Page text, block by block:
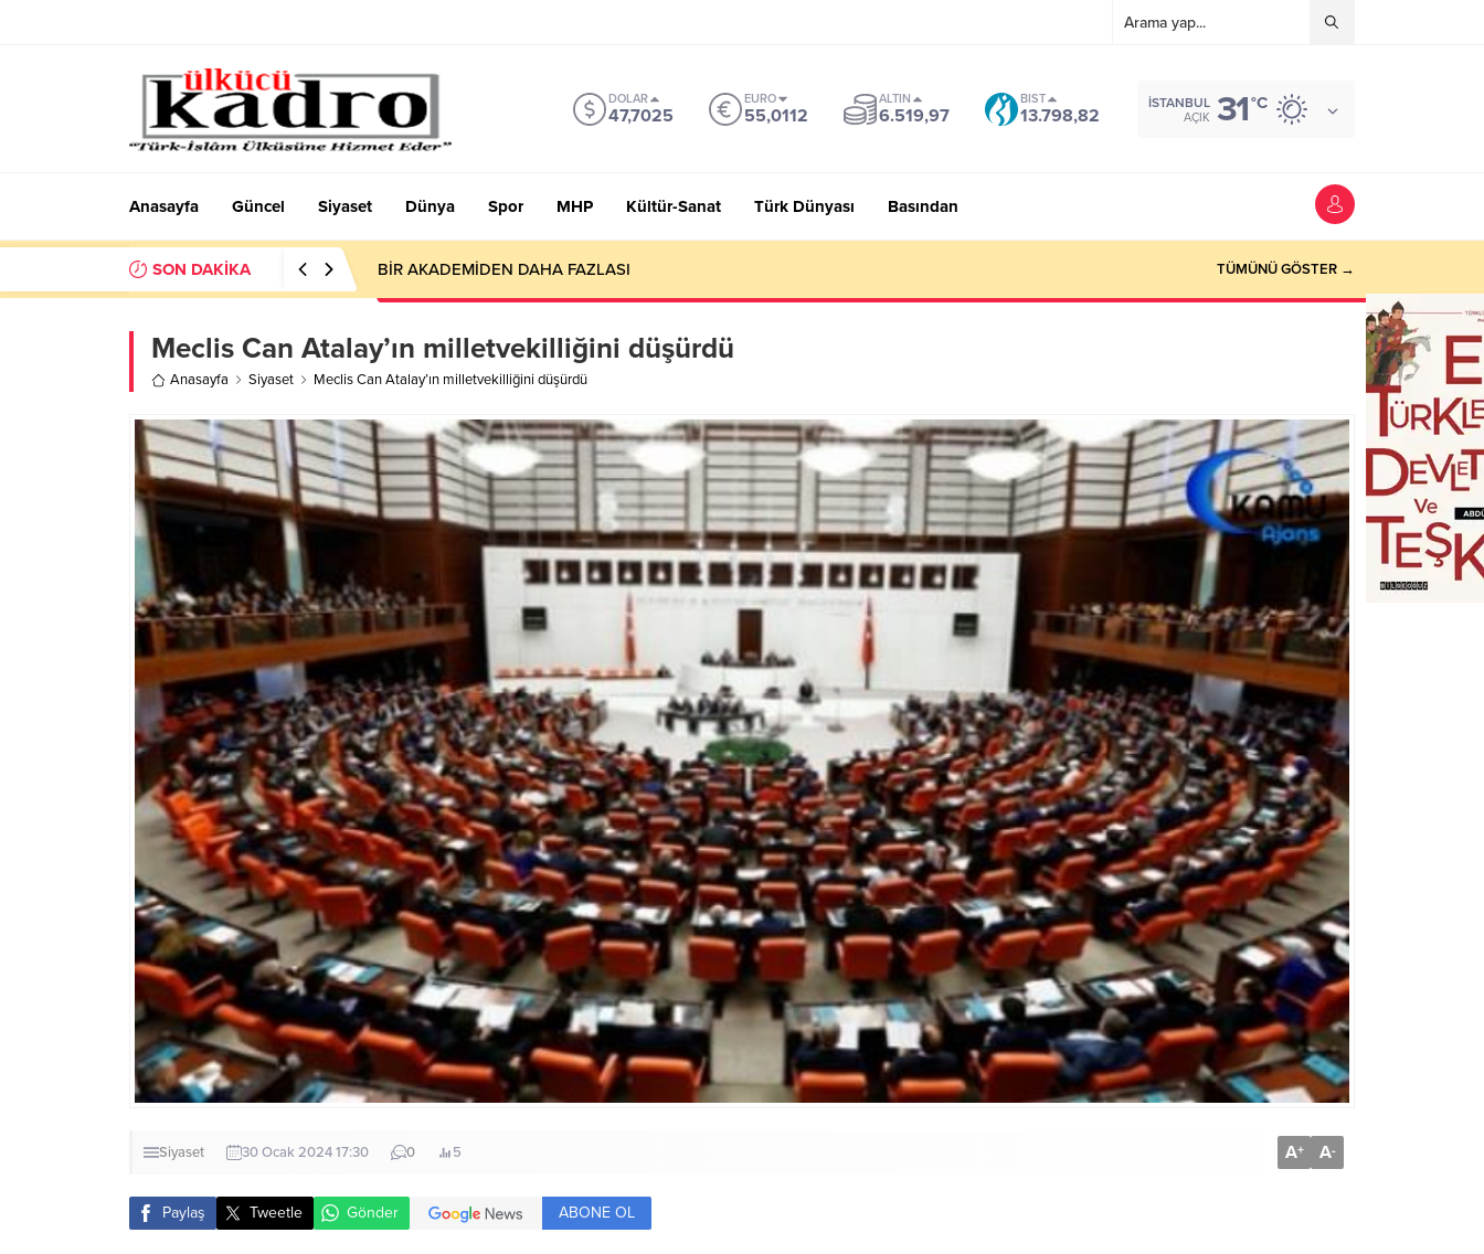
DOLAR
47,7025
EURO
55,0112
ALTIN
6.519,97
BIST
13.798,82
İSTANBUL
AÇIK 31°C
Anasayfa Güncel Siyaset Dünya Spor MHP Kültür-Sanat Türk Dünyası Basından
SON DAKİKA BİR AKADEMİDEN DAHA FAZLASI TÜMÜNÜ GÖSTER →
Meclis Can Atalay’ın milletvekilliğini düşürdü
Anasayfa Siyaset Meclis Can Atalay’ın milletvekilliğini düşürdü
Siyaset 30 Ocak 2024 17:30 0 5 A+ A-
Paylaş Tweetle Gönder ABONE OL